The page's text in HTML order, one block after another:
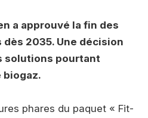
a approuvé la fin des
2035. Une décision
solutions pourtant
biogaz.
phares du paquet « Fit-